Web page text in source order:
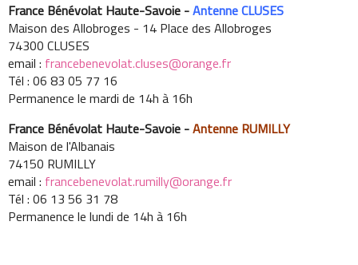
France Bénévolat Haute-Savoie -Antenne CLUSES
Maison des Allobroges - 14 Place des Allobroges
74300 CLUSES
email : francebenevolat.cluses@orange.fr
Tél : 06 83 05 77 16
Permanence le mardi de 14h à 16h
France Bénévolat Haute-Savoie -Antenne RUMILLY
Maison de l'Albanais
74150 RUMILLY
email : francebenevolat.rumilly@orange.fr
Tél : 06 13 56 31 78
Permanence le lundi de 14h à 16h